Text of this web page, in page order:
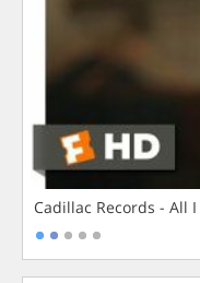
Cadillac Records - All